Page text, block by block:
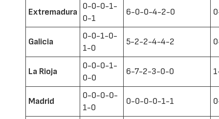
Extremadura
0-0-0-1-
0-1
6-0-0-4-2-0
Galicia
0-0-1-0-
1-0
5-2-2-4-4-2
La Rioja
0-0-0-1-
0-0
6-7-2-3-0-0
Madrid
0-0-0-0-
1-0
0-0-0-0-1-1